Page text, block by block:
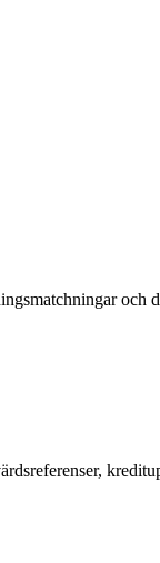
och